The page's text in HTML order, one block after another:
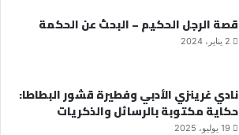
قصة الرجل الحكيم – البحث عن الحكمة
2 يناير، 2024
نادي غرينزي الأدبي وفطيرة قشور البطاطا:
حكاية مكتوبة بالرسائل والذكريات
19 يوليو، 2025